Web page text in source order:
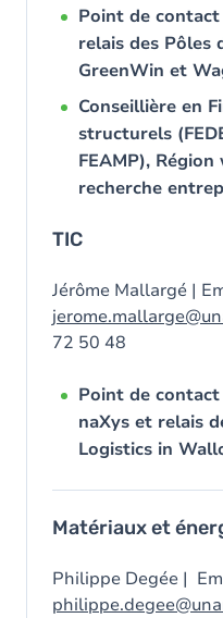
Point de
relais des Pôles
GreenWin et
Conseillière en
structurels
FEAMP),
recherche
TIC
Jérôme Mallargé |
72 50 48
Point de
naXys et relais
Logistics in
Matériaux et
Philippe Degée |